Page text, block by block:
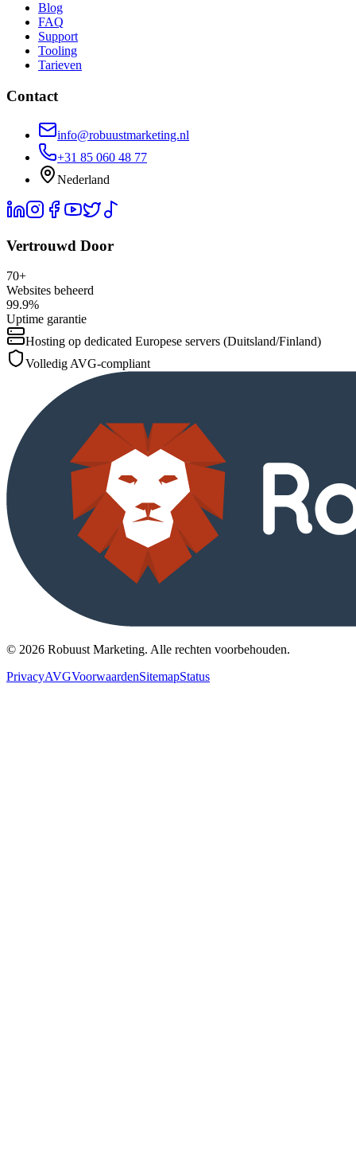
Blog
FAQ
Support
Tooling
Tarieven
Contact
info@robuustmarketing.nl
+31 85 060 48 77
Nederland
Vertrouwd Door
70+
Websites beheerd
99.9%
Uptime garantie
Hosting op dedicated Europese servers (Duitsland/Finland)
Volledig AVG-compliant
© 2026 Robuust Marketing. Alle rechten voorbehouden.
PrivacyAVGVoorwaardenSitemapStatus